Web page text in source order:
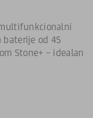
baterije od 45
Stone+ – idealan